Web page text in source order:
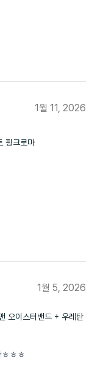
1월 11, 2026
핑크로마
1월 5, 2026
오이스터밴드 + 우레탄
ㅎㅎ